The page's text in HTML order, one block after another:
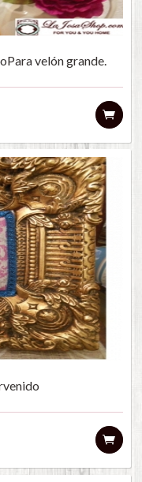
velón grande.